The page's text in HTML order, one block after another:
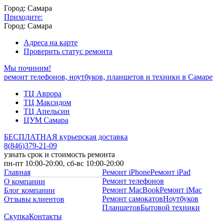
Город: Самара
Приходите:
Город: Самара
Адреса на карте
Проверить статус ремонта
Мы починим!
ремонт телефонов, ноутбуков, планшетов и техники в Самаре
ТЦ Аврора
ТЦ Максидом
ТЦ Апельсин
ЦУМ Самара
БЕСПЛАТНАЯ курьерская доставка
8(846)379-21-09
узнать срок и стоимость ремонта
пн-пт 10:00-20:00, сб-вс 10:00-20:00
Главная
О компании
Блог компании
Отзывы клиентов
Ремонт iPhoneРемонт iPad
Ремонт телефонов
Ремонт MacBookРемонт iMac
Ремонт самокатовНоутбуков
ПланшетовБытовой техники
СкупкаКонтакты